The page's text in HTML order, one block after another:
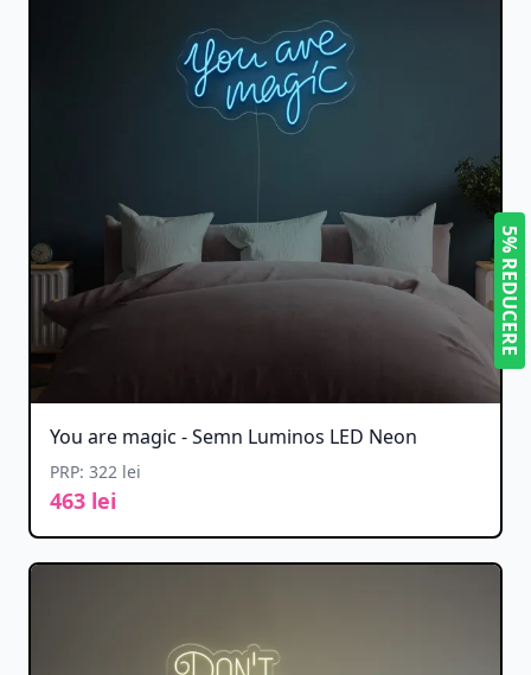
You are magic - Semn Luminos LED Neon
PRP: 322 lei
463 lei
5% REDUCERE